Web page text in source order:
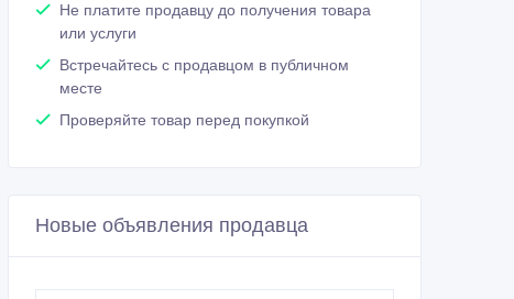
Не платите продавцу до получения товара
или услуги
Встречайтесь с продавцом в публичном
месте
Проверяйте товар перед покупкой
Новые объявления продавца